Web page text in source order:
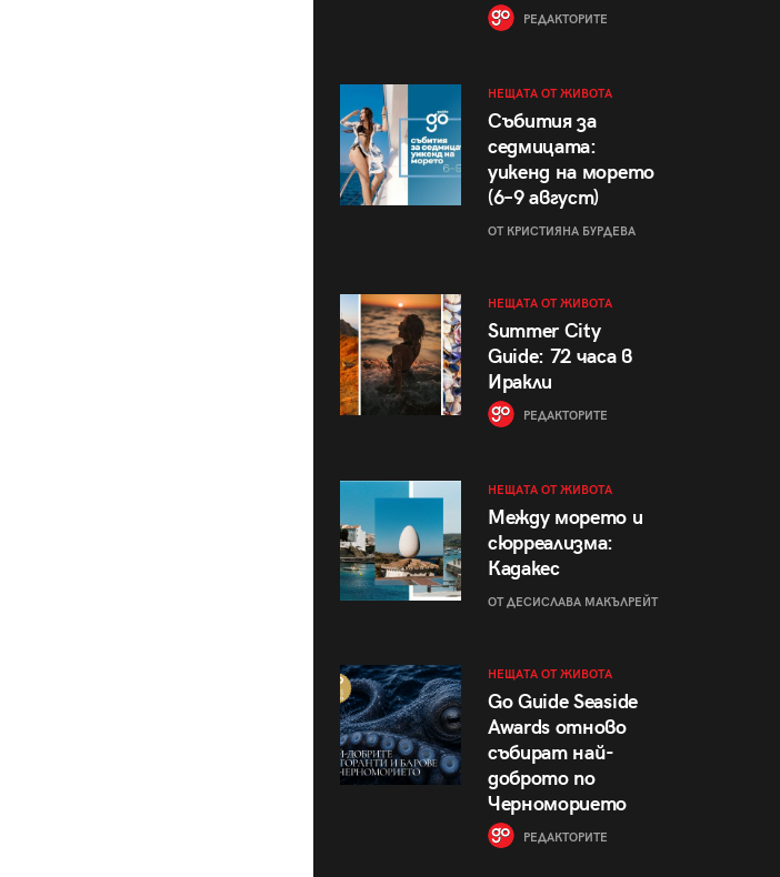
РЕДАКТОРИТЕ
НЕЩАТА ОТ ЖИВОТА
Събития за
седмицата:
уикенд на морето
(6–9 август)
ОТ КРИСТИЯНА БУРДЕВА
НЕЩАТА ОТ ЖИВОТА
Summer City
Guide: 72 часа в
Иракли
РЕДАКТОРИТЕ
НЕЩАТА ОТ ЖИВОТА
Между морето и
сюрреализма:
Кадакес
ОТ ДЕСИСЛАВА МАКЪЛРЕЙТ
НЕЩАТА ОТ ЖИВОТА
Go Guide Seaside
Awards отново
събират най-
доброто по
Черноморието
РЕДАКТОРИТЕ